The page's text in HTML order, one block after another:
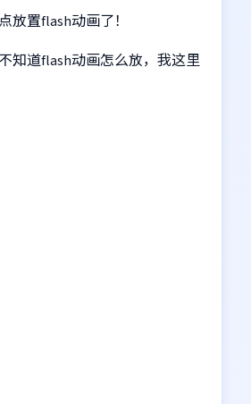
放置flash动画了！
知道flash动画怎么放，我这里